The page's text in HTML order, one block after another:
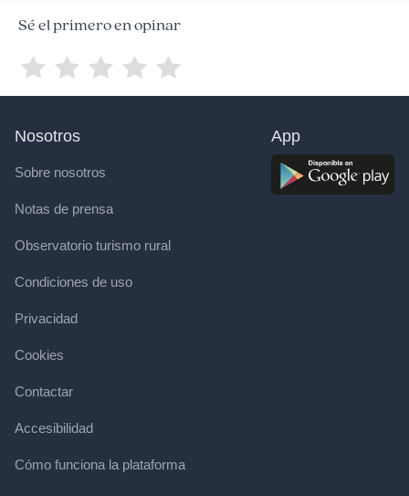
Sé el primero en opinar
Nosotros
Sobre nosotros
Notas de prensa
Observatorio turismo rural
Condiciones de uso
Privacidad
Cookies
Contactar
Accesibilidad
Cómo funciona la plataforma
App